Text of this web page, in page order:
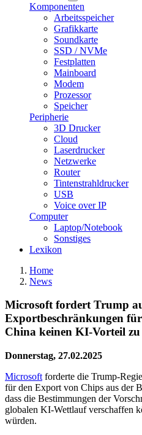
Komponenten
Arbeitsspeicher
Grafikkarte
Soundkarte
SSD / NVMe
Festplatten
Mainboard
Modem
Prozessor
Speicher
Peripherie
3D Drucker
Cloud
Laserdrucker
Netzwerke
Router
Tintenstrahldrucker
USB
Voice over IP
Computer
Laptop/Notebook
Sonstiges
Lexikon
Home
News
Microsoft fordert Trump
Exportbeschränkungen
China keinen KI-Vorteil zu
Donnerstag, 27.02.2025
Microsoft forderte die Trump-
für den Export von Chips aus der
dass die Bestimmungen der
globalen KI-Wettlauf verschaffen
würden.